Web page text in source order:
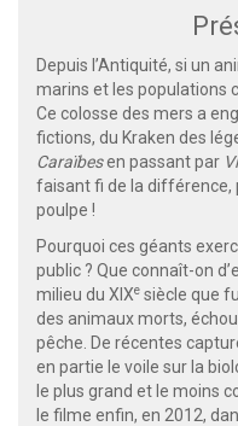
Depuis l’Antiquité, si un
marins et les populations
Ce colosse des mers a
fictions, du Kraken des
Caraïbesen passant par
faisant fi de la
poulpe !
Pourquoi ces géants
public ? Que connaît-on
milieu du XIXe siècle que
des animaux morts,
pêche. De récentes
en partie le voile sur la
le plus grand et le moins
le filme enfin, en 2012,